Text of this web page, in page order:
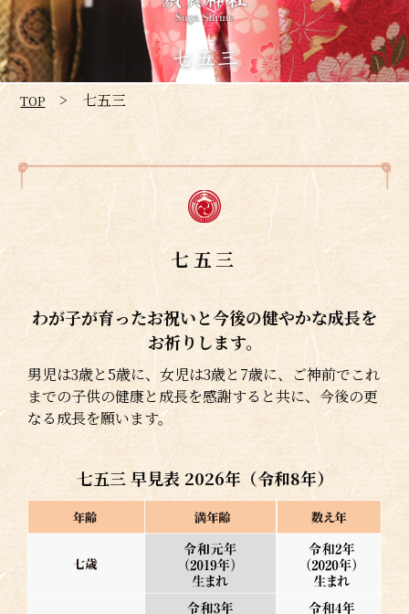
七五三
TOP 七五三
七五三
わが子が育ったお祝いと今後の健やかな成長を
お祈りします。
男児は3歳と5歳に、女児は3歳と7歳に、ご神前でこれ
までの子供の健康と成長を感謝すると共に、今後の更
なる成長を願います。
七五三 早見表 2026年（令和8年）